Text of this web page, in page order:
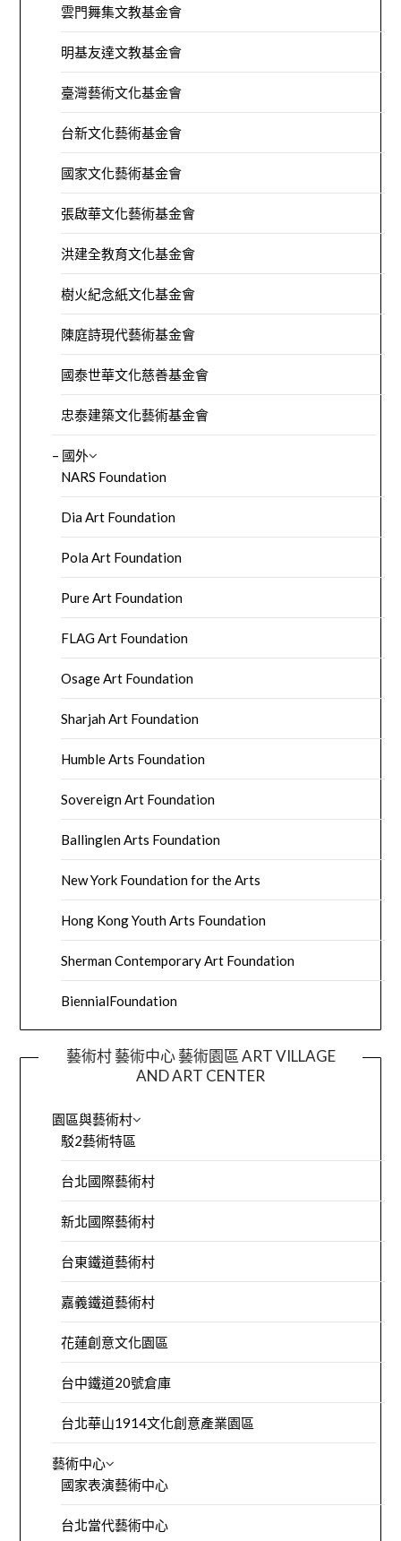
雲門舞集文教基金會
明基友達文教基金會
臺灣藝術文化基金會
台新文化藝術基金會
國家文化藝術基金會
張啟華文化藝術基金會
洪建全教育文化基金會
樹火紀念紙文化基金會
陳庭詩現代藝術基金會
國泰世華文化慈善基金會
忠泰建築文化藝術基金會
– 國外
NARS Foundation
Dia Art Foundation
Pola Art Foundation
Pure Art Foundation
FLAG Art Foundation
Osage Art Foundation
Sharjah Art Foundation
Humble Arts Foundation
Sovereign Art Foundation
Ballinglen Arts Foundation
New York Foundation for the Arts
Hong Kong Youth Arts Foundation
Sherman Contemporary Art Foundation
BiennialFoundation
藝術村 藝術中心 藝術園區 ART VILLAGE
AND ART CENTER
園區與藝術村
駁2藝術特區
台北國際藝術村
新北國際藝術村
台東鐵道藝術村
嘉義鐵道藝術村
花蓮創意文化園區
台中鐵道20號倉庫
台北華山1914文化創意產業園區
藝術中心
國家表演藝術中心
台北當代藝術中心